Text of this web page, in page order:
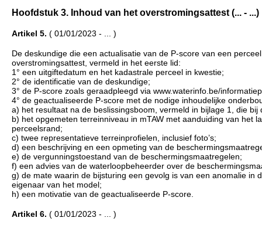
Hoofdstuk 3. Inhoud van het overstromingsattest (... - ...)
Artikel 5. ( 01/01/2023 - ... )
De deskundige die een actualisatie van de P-score van een
overstromingsattest, vermeld in het eerste lid:
1° een uitgiftedatum en het kadastrale perceel in kwestie;
2° de identificatie van de deskundige;
3° de P-score zoals geraadpleegd via www.waterinfo.be/
4° de geactualiseerde P-score met de nodige inhoudelijke
a) het resultaat na de beslissingsboom, vermeld in bijlage 1, die
b) het opgemeten terreinniveau in mTAW met aanduiding van het
perceelsrand;
c) twee representatieve terreinprofielen, inclusief foto’s;
d) een beschrijving en een opmeting van de
e) de vergunningstoestand van de beschermingsmaatregelen;
f) een advies van de waterloopbeheerder over de
g) de mate waarin de bijsturing een gevolg is van een anomalie
eigenaar van het model;
h) een motivatie van de geactualiseerde P-score.
Artikel 6. ( 01/01/2023 - ... )